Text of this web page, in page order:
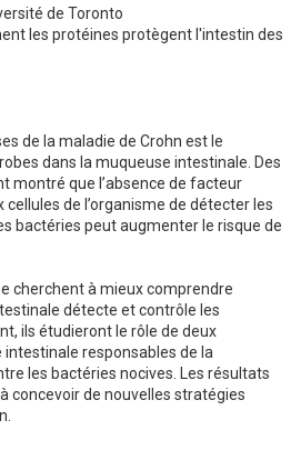
de Toronto
les protéines protègent l'intestin des
de la maladie de Crohn est le
dans la muqueuse intestinale. Des
montré que l’absence de facteur
de l’organisme de détecter les
bactéries peut augmenter le risque de
cherchent à mieux comprendre
détecte et contrôle les
ils étudieront le rôle de deux
responsables de la
les bactéries nocives. Les résultats
concevoir de nouvelles stratégies